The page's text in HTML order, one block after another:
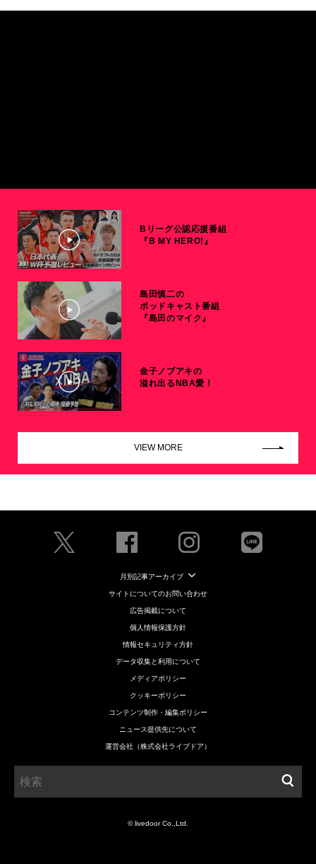
Bリーグ公認応援番組
『B MY HERO!』
島田慎二の
ポッドキャスト番組
『島田のマイク』
金子ノブアキの
溢れ出るNBA愛！
VIEW MORE
月別記事アーカイブ
サイトについてのお問い合わせ
広告掲載について
個人情報保護方針
情報セキュリティ方針
データ収集と利用について
メディアポリシー
クッキーポリシー
コンテンツ制作・編集ポリシー
ニュース提供先について
運営会社（株式会社ライブドア）
© livedoor Co.,Ltd.